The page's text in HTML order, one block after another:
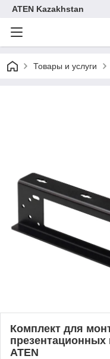
ATEN Kazakhstan
Товары и услуги
Комплект для
презентационных
ATEN